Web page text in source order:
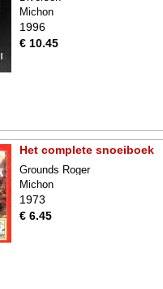
Michon
1996
€ 10.45
Het complete snoeiboek
Grounds Roger
Michon
1973
€ 6.45